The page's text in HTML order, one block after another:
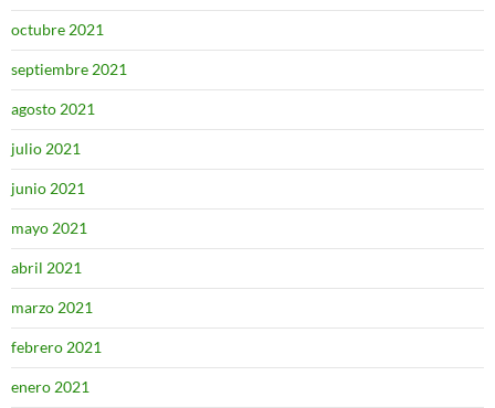
octubre 2021
septiembre 2021
agosto 2021
julio 2021
junio 2021
mayo 2021
abril 2021
marzo 2021
febrero 2021
enero 2021